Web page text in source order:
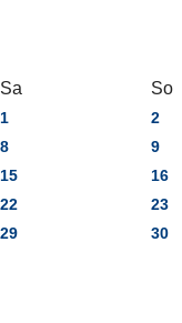
Sa So
1
2
8
9
15
16
22
23
29 30